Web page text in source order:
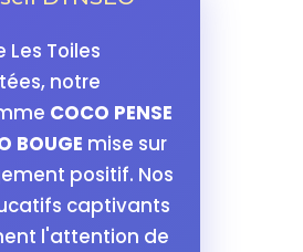
Les Toiles
notre
COCO PENSE
BOUGE mise sur
positif. Nos
captivants
l'attention de